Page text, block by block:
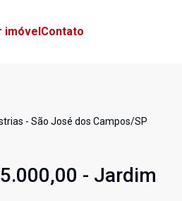
imóvelContato
- São José dos Campos/SP
- Jardim